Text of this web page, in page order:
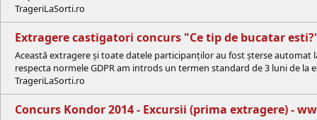
TrageriLaSorti.ro
Extragere castigatori concurs "Ce tip de bucatar
Această extragere și toate datele participanților au fost șterse
respecta normele GDPR am introds un termen standard de 3 luni de
TrageriLaSorti.ro
Concurs Kondor 2014 - Excursii (prima extragere) -